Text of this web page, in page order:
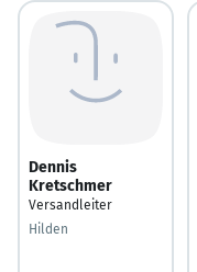
Dennis
Kretschmer
Versandleiter
Hilden